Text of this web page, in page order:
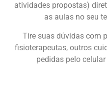
atividades propostas)
as aulas no seu
Tire suas dúvidas com
fisioterapeutas, outros
pedidas pelo